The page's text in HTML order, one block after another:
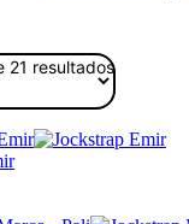
21 resultadosOrdenado